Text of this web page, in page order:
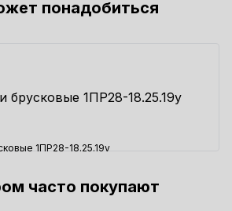
понадобиться
1ПР28-18.25.19у
часто покупают